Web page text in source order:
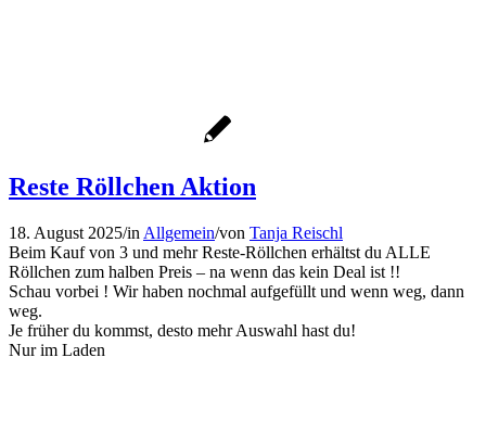
Reste Röllchen Aktion
18. August 2025/in Allgemein/von Tanja Reischl
Beim Kauf von 3 und mehr Reste-Röllchen erhältst du ALLE
Röllchen zum halben Preis – na wenn das kein Deal ist !!
Schau vorbei ! Wir haben nochmal aufgefüllt und wenn weg, dann
weg.
Je früher du kommst, desto mehr Auswahl hast du!
Nur im Laden